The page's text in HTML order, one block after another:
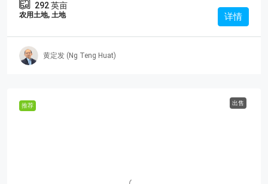
292英亩
农用土地, 土地 详情
黄定发 (Ng Teng Huat)
推荐 出售